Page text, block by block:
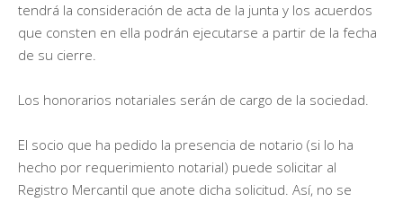
tendrá la consideración de acta de la junta y los acuerdos
que consten en ella podrán ejecutarse a partir de la fecha
de su cierre.
Los honorarios notariales serán de cargo de la sociedad.
El socio que ha pedido la presencia de notario (si lo ha
hecho por requerimiento notarial) puede solicitar al
Registro Mercantil que anote dicha solicitud. Así, no se